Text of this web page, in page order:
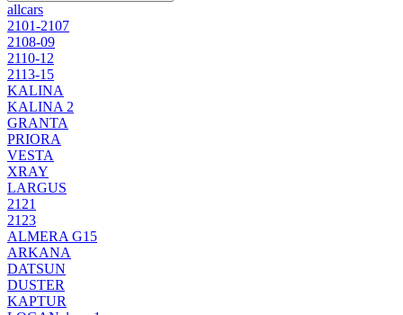
allcars
2101-2107
2108-09
2110-12
2113-15
KALINA
KALINA 2
GRANTA
PRIORA
VESTA
XRAY
LARGUS
2121
2123
ALMERA G15
ARKANA
DATSUN
DUSTER
KAPTUR